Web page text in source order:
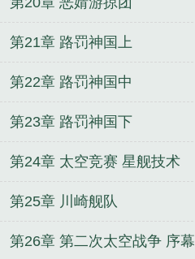
第21章 路罚神国上
第22章 路罚神国中
第23章 路罚神国下
第24章 太空竞赛 星舰技术
第25章 川崎舰队
第26章 第二次太空战争 序幕